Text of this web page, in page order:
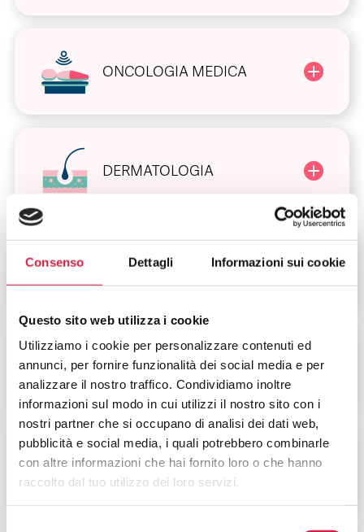
Consenso Dettagli Informazioni sui cookie
Questo sito web utilizza i cookie
Utilizziamo i cookie per personalizzare contenuti ed
annunci, per fornire funzionalità dei social media e per
analizzare il nostro traffico. Condividiamo inoltre
informazioni sul modo in cui utilizzi il nostro sito con i
nostri partner che si occupano di analisi dei dati web,
pubblicità e social media, i quali potrebbero combinarle
con altre informazioni che hai fornito loro o che hanno
raccolto dal tuo utilizzo dei loro servizi.
ONCOLOGIA MEDICA
DERMATOLOGIA
DIABETOLOGIA
DIETOLOGIA
VIOLENZA SULLA
DONNA